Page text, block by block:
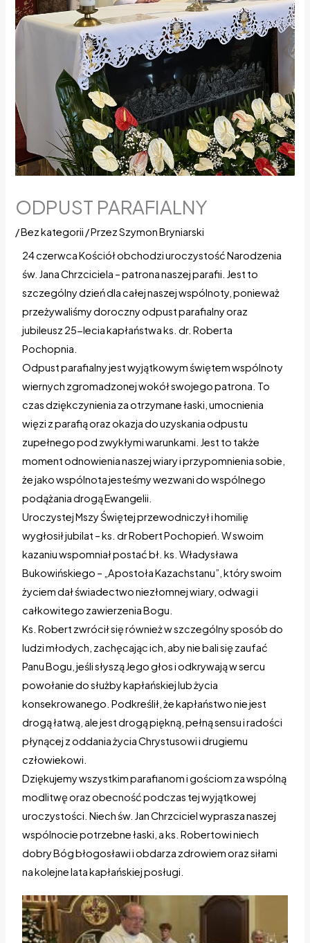
ODPUST PARAFIALNY
/Bez kategorii / PrzezSzymon Bryniarski
24 czerwca Kościół obchodzi uroczystość Narodzenia
św. Jana Chrzciciela – patrona naszej parafii. Jest to
szczególny dzień dla całej naszej wspólnoty, ponieważ
przeżywaliśmy doroczny odpust parafialny oraz
jubileusz 25-lecia kapłaństwa ks. dr. Roberta
Pochopnia.
Odpust parafialny jest wyjątkowym świętem wspólnoty
wiernych zgromadzonej wokół swojego patrona. To
czas dziękczynienia za otrzymane łaski, umocnienia
więzi z parafią oraz okazja do uzyskania odpustu
zupełnego pod zwykłymi warunkami. Jest to także
moment odnowienia naszej wiary i przypomnienia sobie,
że jako wspólnota jesteśmy wezwani do wspólnego
podążania drogą Ewangelii.
Uroczystej Mszy Świętej przewodniczył i homilię
wygłosił jubilat – ks. dr Robert Pochopień. W swoim
kazaniu wspomniał postać bł. ks. Władysława
Bukowińskiego – „Apostoła Kazachstanu”, który swoim
życiem dał świadectwo niezłomnej wiary, odwagi i
całkowitego zawierzenia Bogu.
Ks. Robert zwrócił się również w szczególny sposób do
ludzi młodych, zachęcając ich, aby nie bali się zaufać
Panu Bogu, jeśli słyszą Jego głos i odkrywają w sercu
powołanie do służby kapłańskiej lub życia
konsekrowanego. Podkreślił, że kapłaństwo nie jest
drogą łatwą, ale jest drogą piękną, pełną sensu i radości
płynącej z oddania życia Chrystusowi i drugiemu
człowiekowi.
Dziękujemy wszystkim parafianom i gościom za wspólną
modlitwę oraz obecność podczas tej wyjątkowej
uroczystości. Niech św. Jan Chrzciciel wyprasza naszej
wspólnocie potrzebne łaski, a ks. Robertowi niech
dobry Bóg błogosławi i obdarza zdrowiem oraz siłami
na kolejne lata kapłańskiej posługi.